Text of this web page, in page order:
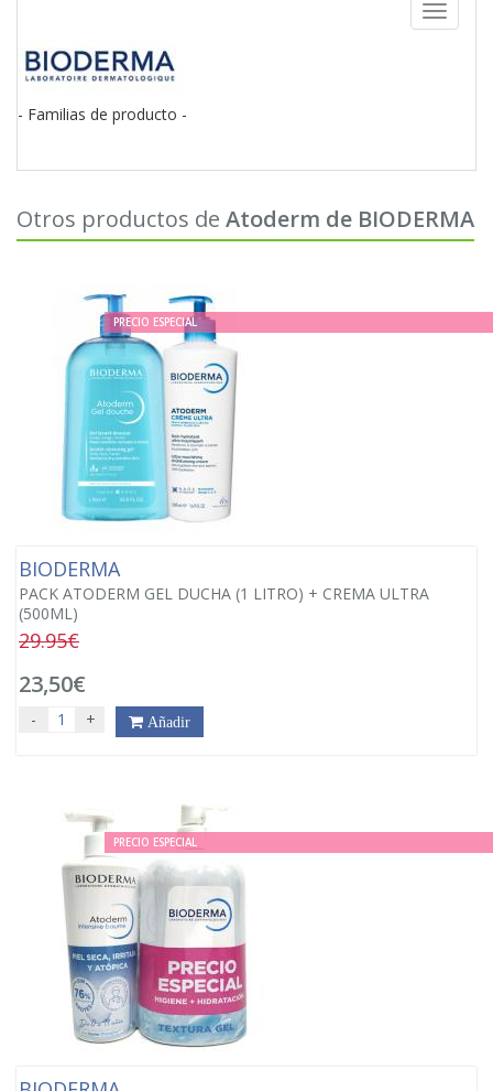
Toggle
- Familias de producto -
Otros productos de Atoderm de BIODERMA
PRECIO ESPECIAL
BIODERMA
PACK ATODERM GEL DUCHA (1 LITRO) + CREMA ULTRA
(500ML)
29.95€
23,50€
- + Añadir
PRECIO ESPECIAL